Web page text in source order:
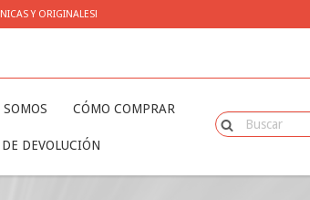
Y ORIGINALES!
CÓMO COMPRAR
DEVOLUCIÓN